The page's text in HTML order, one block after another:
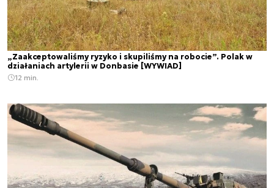
„Zaakceptowaliśmy ryzyko i skupiliśmy na robocie”. Polak w
działaniach artylerii w Donbasie [WYWIAD]
12 min.